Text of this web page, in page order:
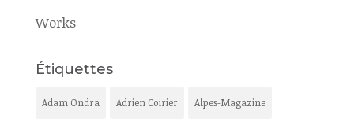
Works
Étiquettes
Adam Ondra Adrien Coirier Alpes-Magazine